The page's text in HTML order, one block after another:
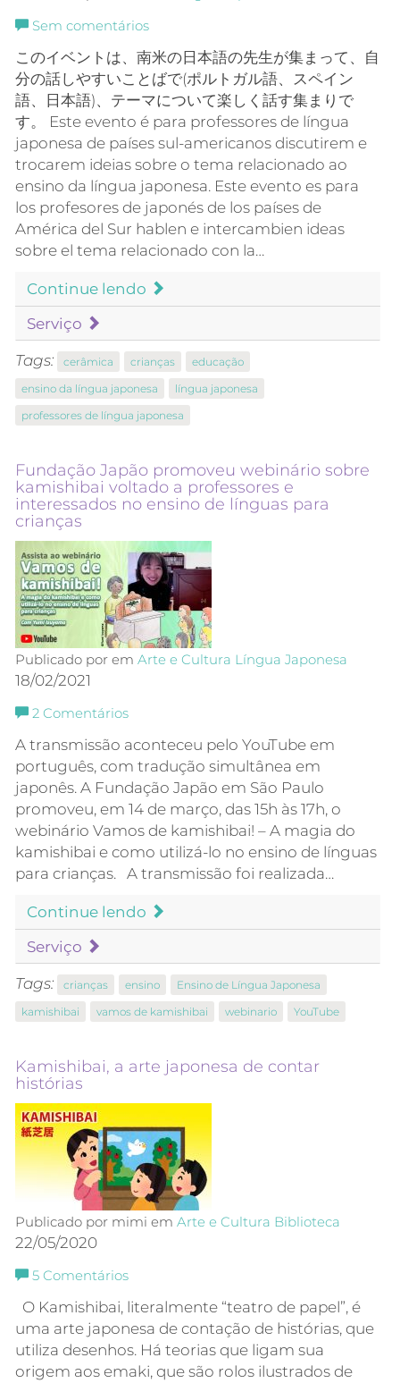
Sem comentários
このイベントは、南米の日本語の先生が集まって、自
分の話しやすいことばで(ポルトガル語、スペイン
語、日本語)、テーマについて楽しく話す集まりで
す。 Este evento é para professores de língua
japonesa de países sul-americanos discutirem e
trocarem ideias sobre o tema relacionado ao
ensino da língua japonesa. Este evento es para
los profesores de japonés de los países de
América del Sur hablen e intercambien ideas
sobre el tema relacionado con la…
Continue lendo
Serviço
Tags: cerâmica crianças
educação
ensino da língua japonesa
língua japonesa
professores de língua japonesa
Fundação Japão promoveu webinário sobre
kamishibai voltado a professores e
interessados no ensino de línguas para
crianças
Publicado por em Arte e Cultura Língua Japonesa
18/02/2021
2 Comentários
A transmissão aconteceu pelo YouTube em
português, com tradução simultânea em
japonês. A Fundação Japão em São Paulo
promoveu, em 14 de março, das 15h às 17h, o
webinário Vamos de kamishibai! – A magia do
kamishibai e como utilizá-lo no ensino de línguas
para crianças. A transmissão foi realizada…
Continue lendo
Serviço
Tags: crianças ensino
Ensino de Língua Japonesa
kamishibai
vamos de kamishibai webinario YouTube
Kamishibai, a arte japonesa de contar
histórias
Publicado por mimi em Arte e Cultura Biblioteca
22/05/2020
5 Comentários
O Kamishibai, literalmente “teatro de papel”, é
uma arte japonesa de contação de histórias, que
utiliza desenhos. Há teorias que ligam sua
origem aos emaki, que são rolos ilustrados de